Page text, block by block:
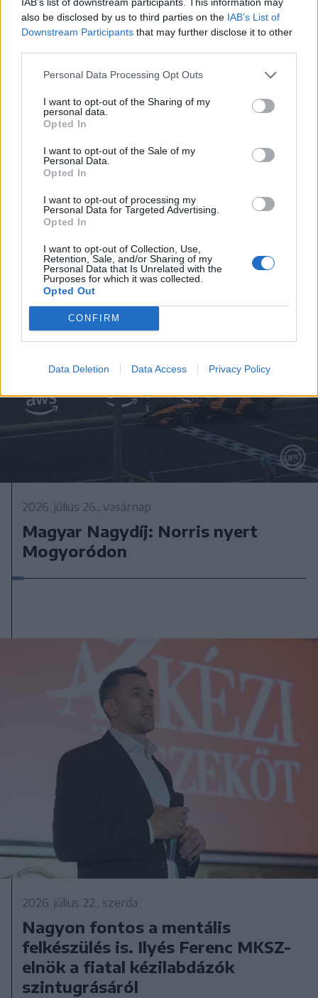
also be disclosed by us to third parties on the IAB’s List of
Downstream Participants that may further disclose it to other
Personal Data Processing Opt Outs
I want to opt-out of the Sharing of my
personal data.
Opted In
I want to opt-out of the Sale of my
Personal Data.
Opted In
I want to opt-out of processing my
Personal Data for Targeted Advertising.
Opted In
I want to opt-out of Collection, Use,
Retention, Sale, and/or Sharing of my
Personal Data that Is Unrelated with the
Purposes for which it was collected.
Opted Out
CONFIRM
Data Deletion Data Access Privacy Policy
válogatott meghívót
sürgetnek
menjünk!
A rovat további cikkei
2026. július 26., vasárnap
Magyar Nagydíj: Norris nyert
Mogyoródon
2026. július 22., szerda
Nagyon fontos a mentális
felkészülés is. Ilyés Ferenc MKSZ-
elnök a fiatal kézilabdázók
szintugrásáról